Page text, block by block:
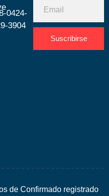
0424-
3904
Suscribirse
de Confirmado registrado